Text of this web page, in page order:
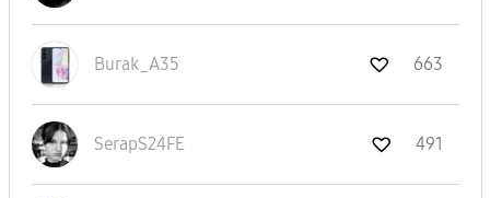
Burak_A35 663
SerapS24FE 491